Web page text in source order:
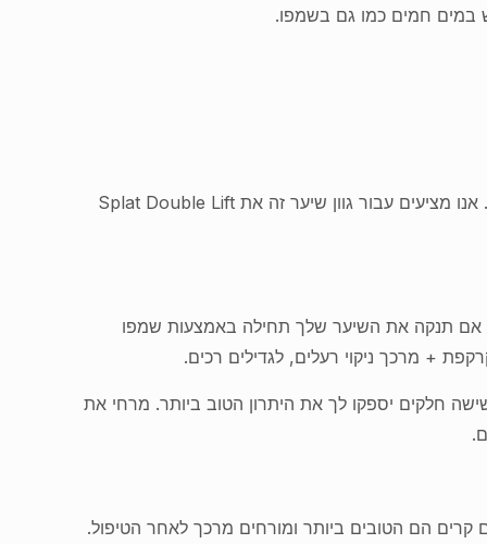
צבע שיער חום כהה זה הוא גוון כהה מדהים של סגול. אם יש לך שורשים כהים יותר אז צבע שיער חום כהה זה מושלם עבורך. אנו מציעים עבור גוון שיער זה את Splat Double Lift
אם תנקה את השיער שלך תחילה באמצעות שמפו
חלקים יספקו לך את היתרון הטוב ביותר. מרחי את
הם הטובים ביותר ומורחים מרכך לאחר הטיפול.